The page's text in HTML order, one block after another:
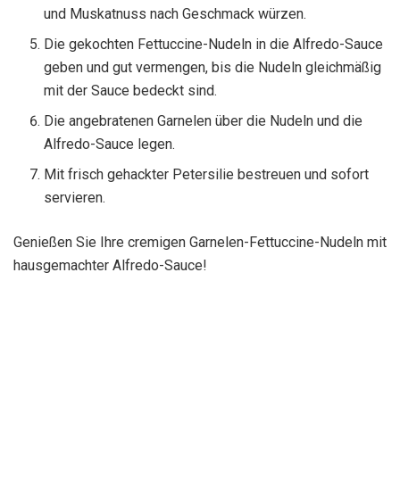
und Muskatnuss nach Geschmack würzen.
Die gekochten Fettuccine-Nudeln in die Alfredo-Sauce
geben und gut vermengen, bis die Nudeln gleichmäßig
mit der Sauce bedeckt sind.
Die angebratenen Garnelen über die Nudeln und die
Alfredo-Sauce legen.
Mit frisch gehackter Petersilie bestreuen und sofort
servieren.
Genießen Sie Ihre cremigen Garnelen-Fettuccine-Nudeln mit
hausgemachter Alfredo-Sauce!